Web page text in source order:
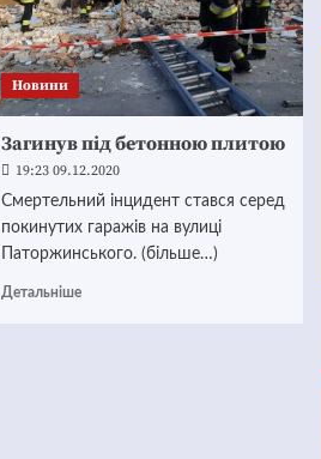
Новини
Загинув під бетонною плитою
19:23 09.12.2020
Смертельний інцидент стався серед
покинутих гаражів на вулиці
Паторжинського. (більше…)
Детальніше